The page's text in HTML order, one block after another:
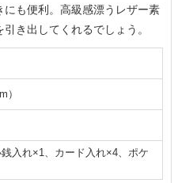
も便利。高級感漂うレザー素
き出してくれるでしょう。
）
入れ×1、カード入れ×4、ポケ